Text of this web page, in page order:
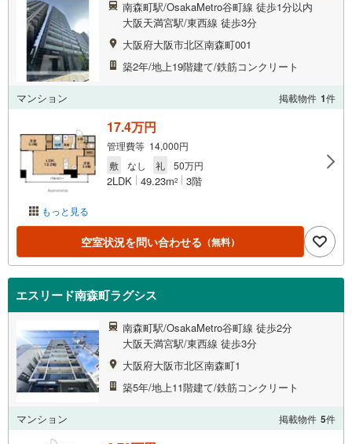
南森町駅/OsakaMetro谷町線 徒歩1分以内
大阪天満宮駅/東西線 徒歩3分
大阪府大阪市北区南森町001
築2年/地上19階建て/鉄筋コンクリート
マンション 掲載物件 1件
もっと見る
17.4万円
管理費等 14,000円
敷
なし 礼 50万円
2LDK 49.23m2 3階
空室状況を問い合わせる （無料）
エスリード南森町ラグシス
南森町駅/OsakaMetro谷町線 徒歩2分
大阪天満宮駅/東西線 徒歩3分
大阪府大阪市北区南森町1
築5年/地上11階建て/鉄筋コンクリート
マンション 掲載物件 5件